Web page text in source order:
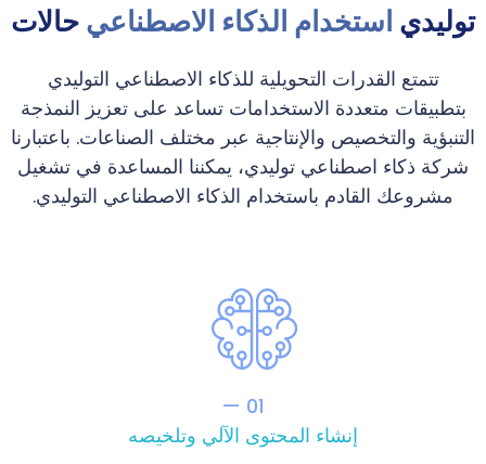
توليدي استخدام الذكاء الاصطناعيحالات
تتمتع القدرات التحويلية للذكاء الاصطناعي التوليدي
بتطبيقات متعددة الاستخدامات تساعد على تعزيز النمذجة
التنبؤية والتخصيص والإنتاجية عبر مختلف الصناعات. باعتبارنا
شركة ذكاء اصطناعي توليدي، يمكننا المساعدة في تشغيل
مشروعك القادم باستخدام الذكاء الاصطناعي التوليدي.
01 —
إنشاء المحتوى الآلي وتلخيصه